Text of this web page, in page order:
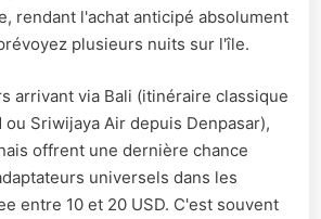
rendant l'achat anticipé absolument
plusieurs nuits sur l'île.
arrivant via Bali (itinéraire classique
ou Sriwijaya Air depuis Denpasar),
offrent une dernière chance
universels dans les
entre 10 et 20 USD. C'est souvent